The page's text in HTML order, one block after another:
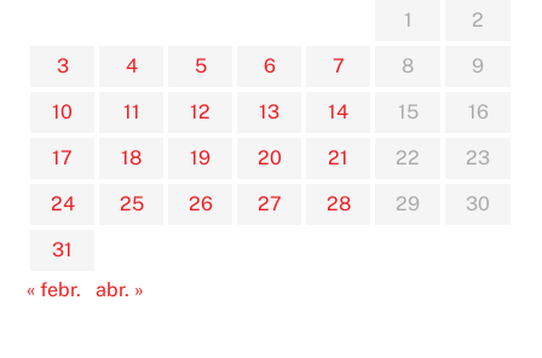
1
2
3
4 5 6 7 8
9
10
11 12 13 14 15
16
17
18 19 20 21 22
23
24
25 26 27 28 29
30
31
« febr.
abr. »